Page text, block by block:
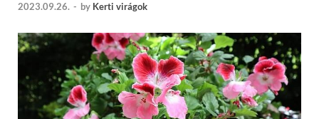
2023.09.26. - by Kerti virágok